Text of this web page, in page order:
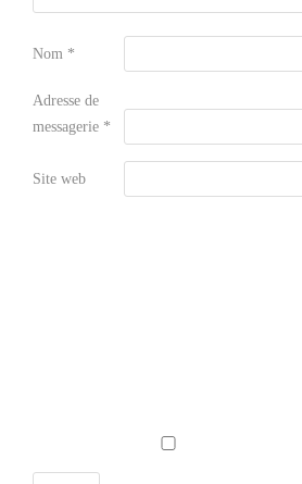
Nom *
Adresse de
messagerie *
Site web